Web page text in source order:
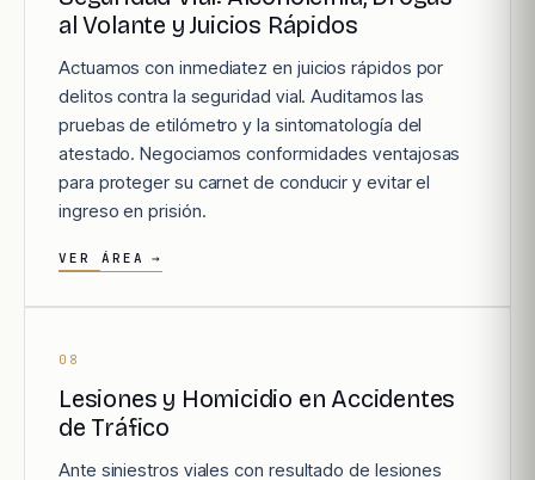
al Volante y Juicios Rápidos
Actuamos con inmediatez en juicios rápidos por
delitos contra la seguridad vial. Auditamos las
pruebas de etilómetro y la sintomatología del
atestado. Negociamos conformidades ventajosas
para proteger su carnet de conducir y evitar el
ingreso en prisión.
VER ÁREA →
08
Lesiones y Homicidio en Accidentes
de Tráfico
Ante siniestros viales con resultado de lesiones